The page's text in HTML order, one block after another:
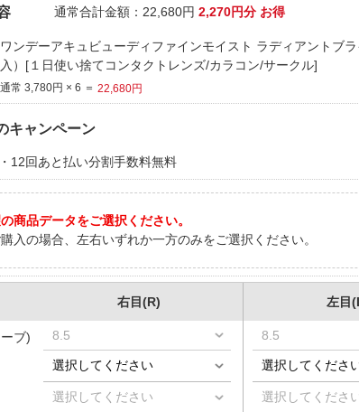
通常合計金額： 22,680円 2,270円分 お得
ワンデーアキュビューディファインモイスト ラディアントブ
入）[１日使い捨てコンタクトレンズ/カラコン/サークル]
通常 3,780円 × 6 ＝22,680円
キャンペーン
12回あと払い分割手数料無料
商品データをご選択ください。
入の場合、左右いずれか一方のみをご選択ください。
ブ)
右目(R) 左目